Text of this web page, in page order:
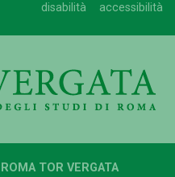
disabilità
accessibilità
TOR VERGATA